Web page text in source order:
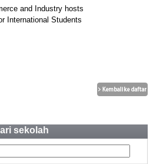
and Industry hosts
International Students
sekolah